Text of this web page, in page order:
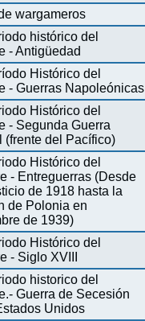
wargameros
histórico del
- Antigüedad
Histórico del
- Guerras Napoleónicas
Histórico del
- Segunda Guerra
(frente del Pacífico)
Histórico del
- Entreguerras (Desde
de 1918 hasta la
de Polonia en
de 1939)
Histórico del
- Siglo XVIII
historico del
Guerra de Secesión
Unidos